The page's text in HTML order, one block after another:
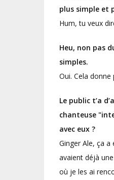
plus simple et
Hum, tu veux
Heu, non pas
simples.
Oui. Cela donne
Le public t’a
chanteuse
avec eux ?
Ginger Ale, ça
avaient déjà
où je les ai